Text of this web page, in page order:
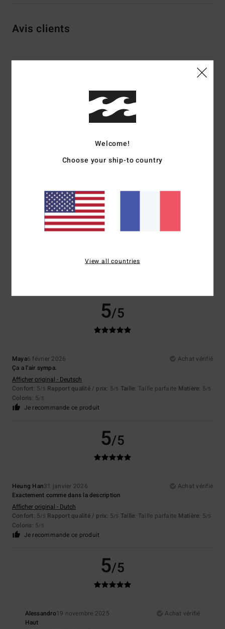
Avis clients
4.8/5
4 avis vérifiésdepuis septembre 2025
Confort
Rapport qualité / prix
Taille
Trop petit Trop grand
5/5
Maya6 février 2026
Achat vérifié
Ça a l'air sympa.
Afficher original - Deutsch
Confort: 5/5 Rapport qualité / prix: 5/5 Taille: Taille parfaite Matière: 5/5
Coloris: 5/5
Je recommande ce produit
5/5
Heung Han31 janvier 2026
Achat vérifié
Exactement comme dans la description
Afficher original - Dutch
Confort: 5/5 Rapport qualité / prix: 5/5 Taille: Taille parfaite Matière: 5/5
Coloris: 5/5
Je recommande ce produit
5/5
Alessandro19 novembre 2025
Achat vérifié
Haut
Welcome!
Choose your ship-to country
View all countries